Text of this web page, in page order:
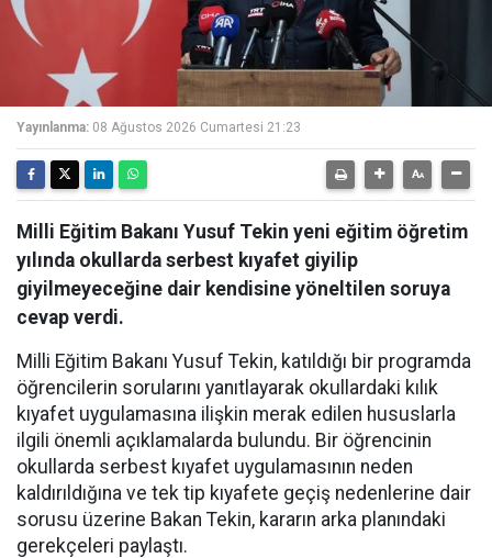
Yayınlanma: 08 Ağustos 2026 Cumartesi 21:23
Milli Eğitim Bakanı Yusuf Tekin yeni eğitim öğretim
yılında okullarda serbest kıyafet giyilip
giyilmeyeceğine dair kendisine yöneltilen soruya
cevap verdi.
Milli Eğitim Bakanı Yusuf Tekin, katıldığı bir programda
öğrencilerin sorularını yanıtlayarak okullardaki kılık
kıyafet uygulamasına ilişkin merak edilen hususlarla
ilgili önemli açıklamalarda bulundu. Bir öğrencinin
okullarda serbest kıyafet uygulamasının neden
kaldırıldığına ve tek tip kıyafete geçiş nedenlerine dair
sorusu üzerine Bakan Tekin, kararın arka planındaki
gerekçeleri paylaştı.